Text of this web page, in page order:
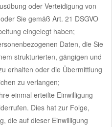
oder Verteidigung von
Sie gemäß Art. 21 DSGVO
eingelegt haben;
Daten, die Sie
strukturierten, gängigen und
erhalten oder die Übermittlung
zu verlangen;
einmal erteilte Einwilligung
Dies hat zur Folge,
die auf dieser Einwilligung